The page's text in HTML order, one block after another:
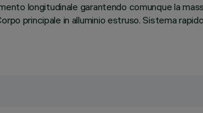
longitudinale garantendo comunque la
principale in alluminio estruso. Sistema